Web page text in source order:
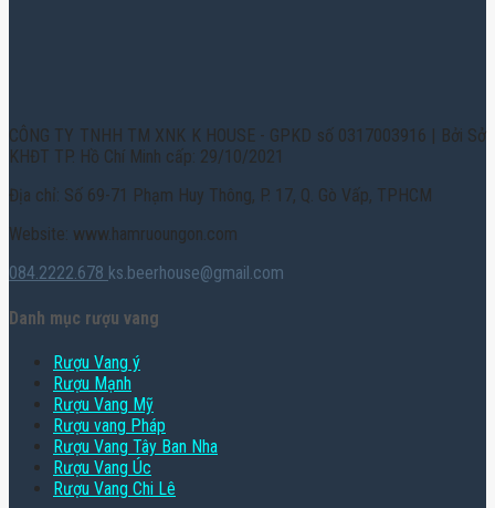
CÔNG TY TNHH TM XNK K HOUSE - GPKD số 0317003916 | Bởi Sở
KHĐT TP. Hồ Chí Minh cấp: 29/10/2021
Địa chỉ: Số 69-71 Phạm Huy Thông, P. 17, Q. Gò Vấp, TPHCM
Website: www.hamruoungon.com
084.2222.678 ks.beerhouse@gmail.com
Danh mục rượu vang
Rượu Vang ý
Rượu Mạnh
Rượu Vang Mỹ
Rượu vang Pháp
Rượu Vang Tây Ban Nha
Rượu Vang Úc
Rượu Vang Chi Lê